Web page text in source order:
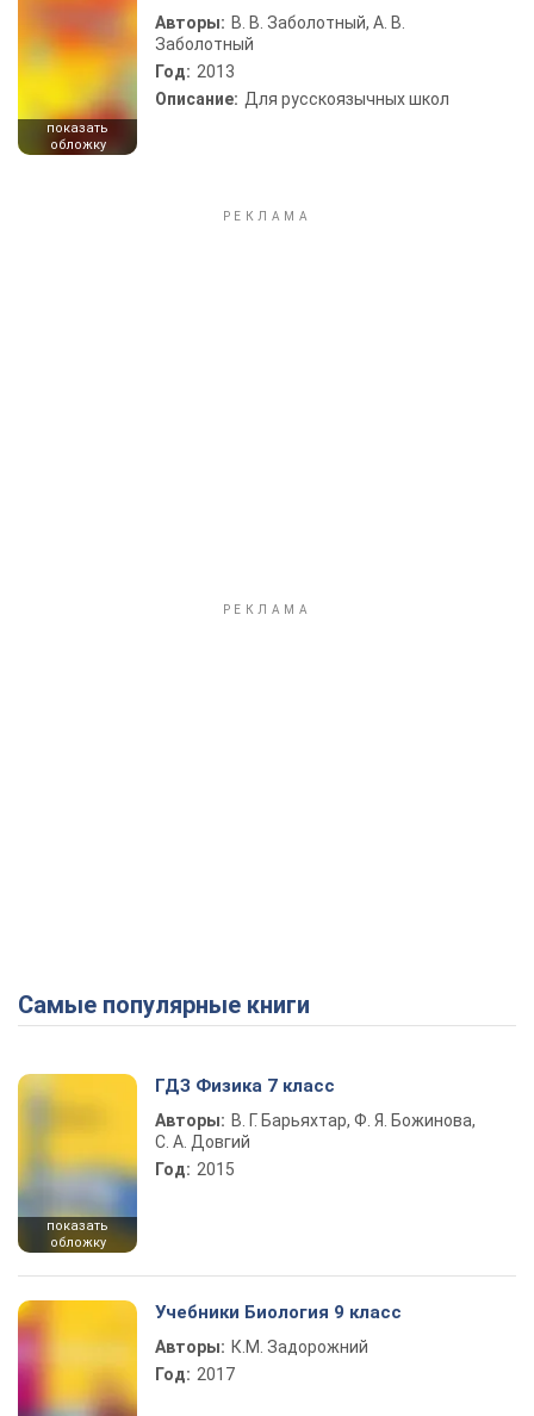
показать
обложку
Авторы: В. В. Заболотный, А. В.
Заболотный
Год: 2013
Описание: Для русскоязычных школ
Самые популярные книги
показать
обложку
ГДЗ Физика 7 класс
Авторы: В. Г. Барьяхтар, Ф. Я. Божинова,
С. А. Довгий
Год: 2015
Учебники Биология 9 класс
Авторы: К.М. Задорожний
Год: 2017